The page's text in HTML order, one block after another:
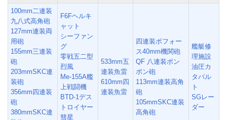
100mm二連装
九八式高角砲
127mm連装両
用砲
155mm三連装
砲
203mmSKC連
装砲
356mm四連装
砲
380mmSKC連
F6Fヘルキ
ャット
シーファン
グ
零戦五二型
烈風
Me-155A艦
上戦闘機
BTD-1デス
トロイヤー
彗星
533mm五
連装魚雷
610mm四
連装魚雷
四連装ボフォー
ス40mm機関砲
QF 八連装ポン
ポン砲
113mm連装高角
砲
105mmSKC連装
高角砲
艦艇修
理施設
油圧カ
タパル
ト
SGレー
ダー